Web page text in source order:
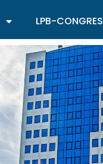
LPB-CONGRES